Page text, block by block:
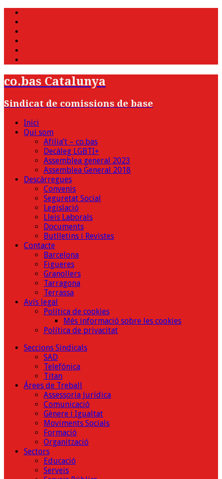
co.bas Catalunya
Sindicat de comissions de base
Inici
Qui som
Afilia’t – co.bas
Decàleg LGBTI+
Assemblea general 2023
Assemblea General 2018
Descàrregues
Convenis
Seguretat Social
Legislació
Lleis Laborals
Documents
Butlletins i Revistes
Contacte
Barcelona
Figueres
Granollers
Tarragona
Terrassa
Avís legal
Política de cookies
Més informació sobre les cookies
Política de privacitat
Seccions Sindicals
SAD
Telefónica
Titan
Árees de Treball
Assessoria Jurídica
Comunicació
Gènere i Igualtat
Moviments Socials
Formació
Organització
Sectors
Educació
Serveis